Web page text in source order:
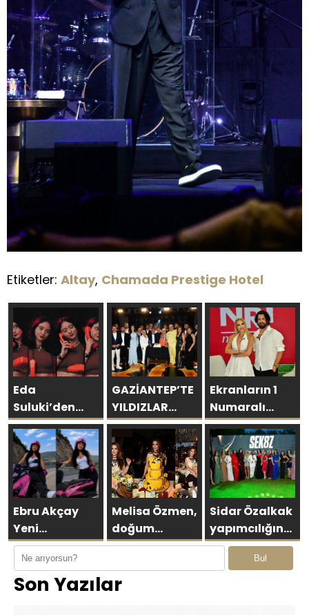
Etiketler: Altay, Chamada Prestige Hotel
Eda
Suluki’den
Yeni Tekli:
“Cevapsız
Sorular”
GAZİANTEP’TE
YILDIZLAR
GEÇİDİ:
ŞAMDANCI VE
BY MUSTAFA
AÇILIŞI İLE
GREEN
PARK’TA
GÖRKEMLİ
GALA
Ekranların 1
Numaralı
programı NR1
Magazin
Ebru Akçay
Yeni
Motoruyla
Kıtalar Arası
İşlere
Melisa Özmen,
doğum
gününde
kamaştırdı
Sidar Özalkak
yapımcılığında
hayata
geçirilen yeni
Bul
Son Yazılar